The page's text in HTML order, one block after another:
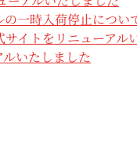
の一時入荷停止につい
サイトをリニューアル
いたしました